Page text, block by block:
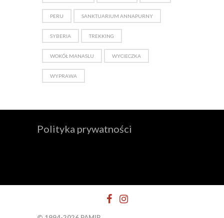
PERU SANKTUARIUM ANNAPURNY
SYBERIA TREKKING
WOKÓŁ MANASLU WYCIECZKA
WYPRAWA
Polityka prywatności